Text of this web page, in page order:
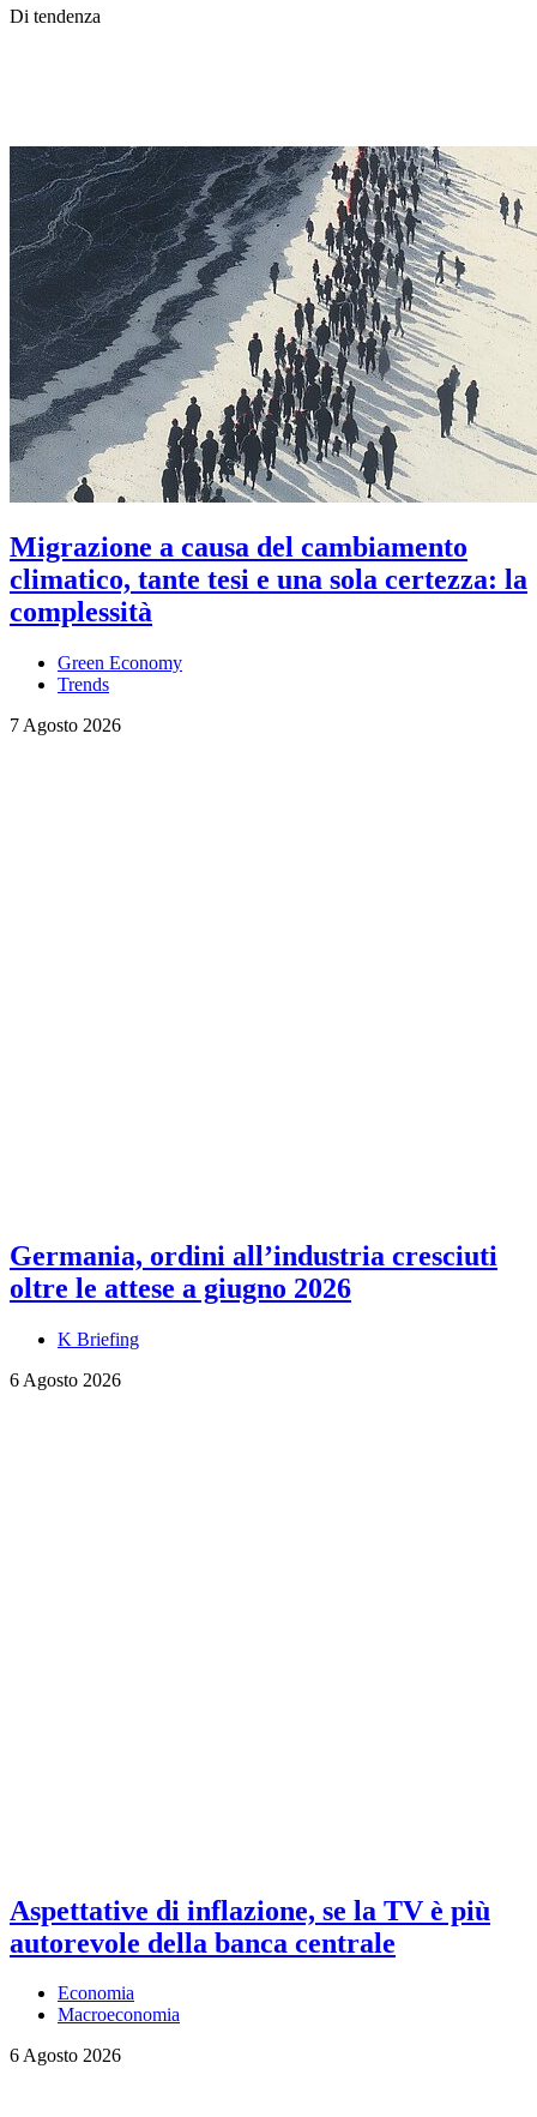
Di tendenza
Migrazione a causa del cambiamento
climatico, tante tesi e una sola certezza: la
complessità
Green Economy
Trends
7 Agosto 2026
Germania, ordini all’industria cresciuti
oltre le attese a giugno 2026
K Briefing
6 Agosto 2026
Aspettative di inflazione, se la TV è più
autorevole della banca centrale
Economia
Macroeconomia
6 Agosto 2026